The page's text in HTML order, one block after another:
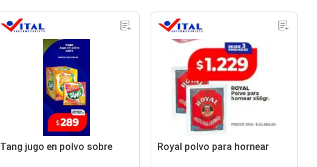
Tang jugo en polvo sobre Royal polvo para hornear